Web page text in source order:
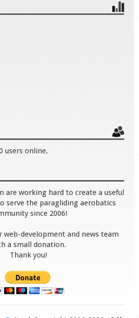
users online.
are working hard to create a useful
serve the paragliding aerobatics
since 2006!
web-development and news team
a small donation.
Thank you!